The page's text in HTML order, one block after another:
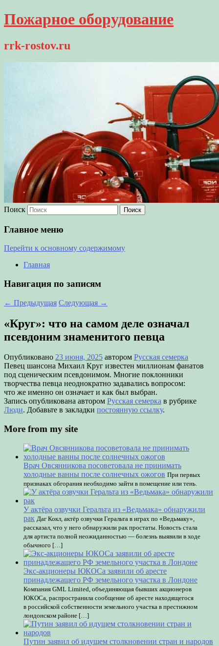
Пожарное оборудование
rrk-rostov.ru
Поиск
Главное меню
Перейти к основному содержимому
Главная
Навигация по записям
← Предыдущая Следующая →
«Круг»: что на самом деле означал
псевдоним знаменитого певца
Опубликовано 23 июня, 2025 автором Русская семерка
Певец шансона Михаил Круг известен миллионам фанатов
под сценическим псевдонимом. Многие поклонники
творчества певца неоднократно задавались вопросом:
что же именно он означает и как был выбран.
Запись опубликована автором Русская семерка в рубрике
Люди. Добавьте в закладки постоянную ссылку.
More from my site
Врач Овсянникова посоветовала не принимать
холодные ванны после солнечных ожогов При первых
признаках обгорания необходимо зайти в помещение или тень.
У актёра озвучки Геральта из «Ведьмака» обнаружили
рак Даг Кокл, актёр озвучки Геральта в играх по «Ведьмаку»,
рассказал, что у него обнаружили рак простаты. Новость стала
для артиста полной неожиданностью — болезнь выявили в ходе
обычного […]
Экс-акционеры ЮКОСа заявили об аресте
принадлежащего РФ земельного участка в Лондоне
Компания GML Limited, объединяющая бывших акционеров
ЮКОСа, распространила сообщение об аресте находящегося
в российской собственности земельного участка в престижном
лондонском районе […]
Путин заявил об идущем столкновении стран и народов